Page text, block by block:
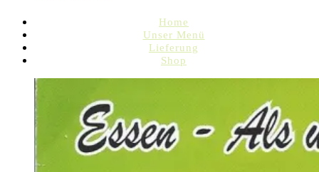
Home
Unser Menü
Lieferung
Shop